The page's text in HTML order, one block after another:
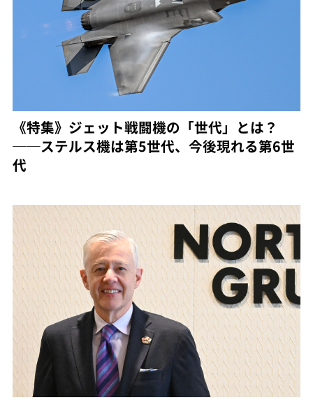
《特集》ジェット戦闘機の「世代」とは？
──ステルス機は第5世代、今後現れる第6世
代